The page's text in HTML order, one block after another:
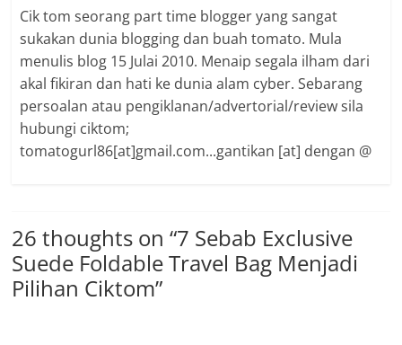
Cik tom seorang part time blogger yang sangat
sukakan dunia blogging dan buah tomato. Mula
menulis blog 15 Julai 2010. Menaip segala ilham dari
akal fikiran dan hati ke dunia alam cyber. Sebarang
persoalan atau pengiklanan/advertorial/review sila
hubungi ciktom;
tomatogurl86[at]gmail.com...gantikan [at] dengan @
26 thoughts on “7 Sebab Exclusive
Suede Foldable Travel Bag Menjadi
Pilihan Ciktom”